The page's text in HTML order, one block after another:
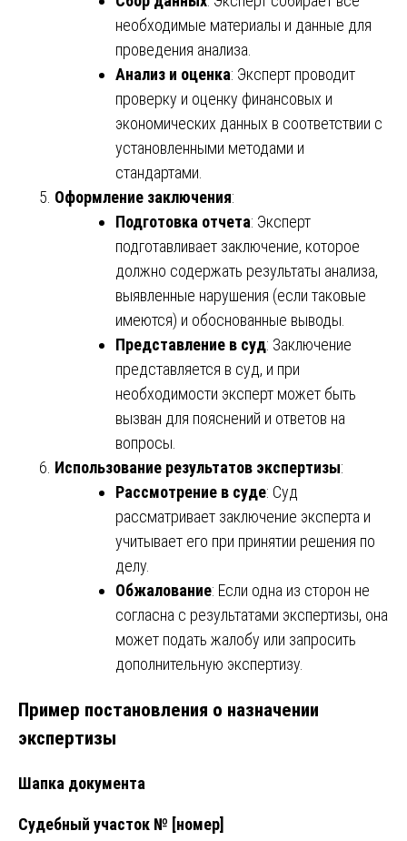
необходимые материалы и данные для
проведения анализа.
Анализ и оценка: Эксперт проводит
проверку и оценку финансовых и
экономических данных в соответствии с
установленными методами и
стандартами.
Оформление заключения:
Подготовка отчета: Эксперт
подготавливает заключение, которое
должно содержать результаты анализа,
выявленные нарушения (если таковые
имеются) и обоснованные выводы.
Представление в суд: Заключение
представляется в суд, и при
необходимости эксперт может быть
вызван для пояснений и ответов на
вопросы.
Использование результатов экспертизы:
Рассмотрение в суде: Суд
рассматривает заключение эксперта и
учитывает его при принятии решения по
делу.
Обжалование: Если одна из сторон не
согласна с результатами экспертизы, она
может подать жалобу или запросить
дополнительную экспертизу.
Пример постановления о назначении
экспертизы
Шапка документа
Судебный участок № [номер]